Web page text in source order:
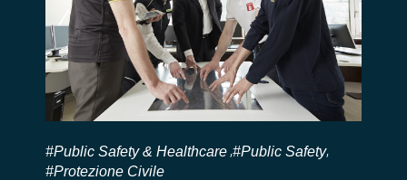
#Public Safety & Healthcare ,#Public Safety,
#Protezione Civile